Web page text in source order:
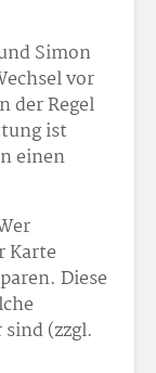
Simon
vor
der Regel
ist
einen
Karte
Diese
(zzgl.